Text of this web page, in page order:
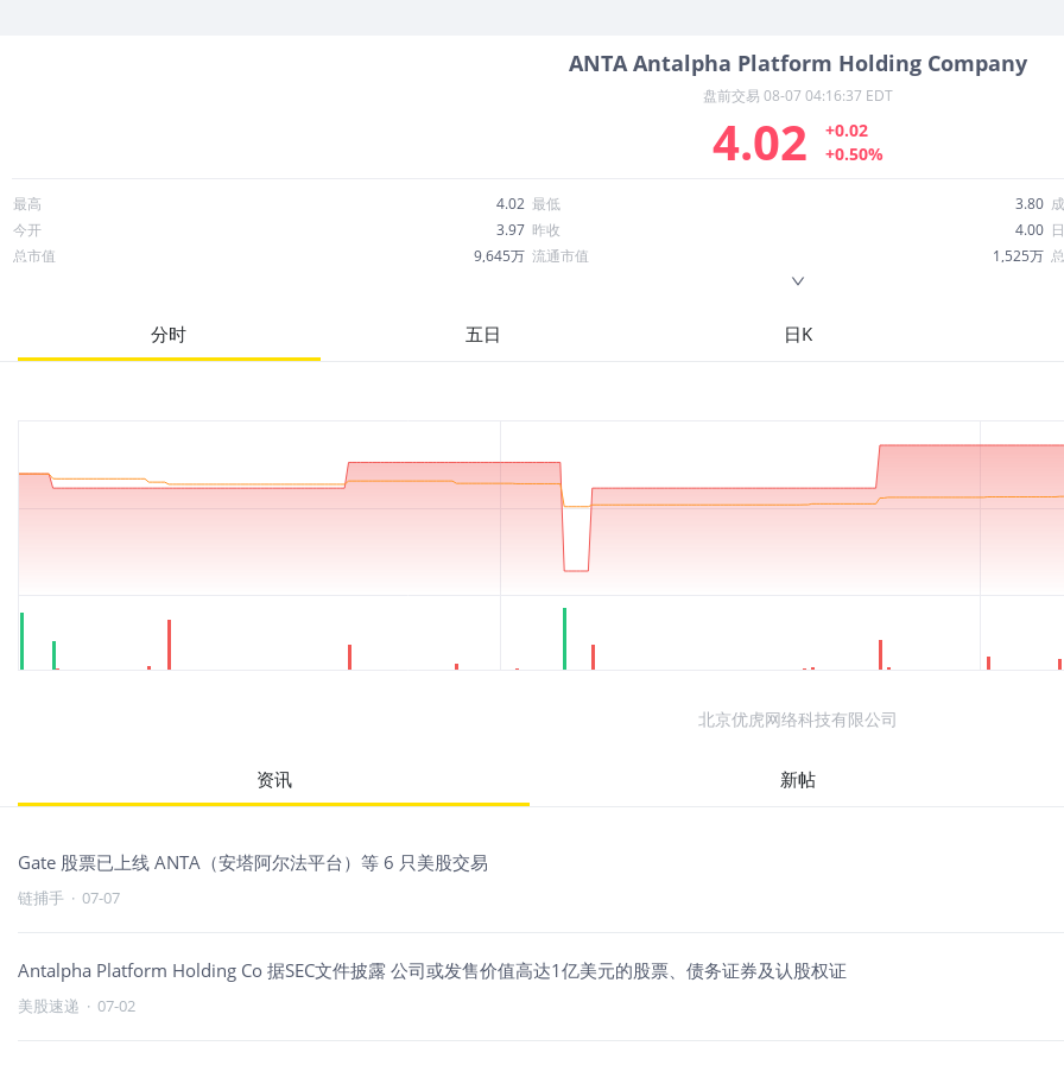
ANTA Antalpha Platform Holding Company
盘前交易 08-07 04:16:37 EDT
4.02
+0.02
+0.50%
最高 4.02 最低 3.80
今开
3.97 昨收 4.00
总市值
9,645万 流通市值 1,525万
13.82
股息
分时 五日 日K
北京优虎网络科技有限公司
资讯 新帖
Gate 股票已上线 ANTA（安塔阿尔法平台）等 6 只美股交易
链捕手 · 07-07
Antalpha Platform Holding Co 据SEC文件披露 公司或发售价值高达1亿美元的股票、债务证券及认股权证
美股速递 · 07-02